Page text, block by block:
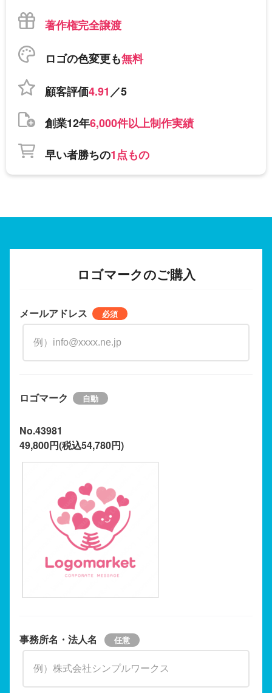
著作権完全譲渡
ロゴの色変更も無料
顧客評価4.91／5
創業12年6,000件以上制作実績
早い者勝ちの1点もの
ロゴマークのご購入
メールアドレス
ロゴマーク
No.43981
49,800円(税込54,780円)
事務所名・法人名